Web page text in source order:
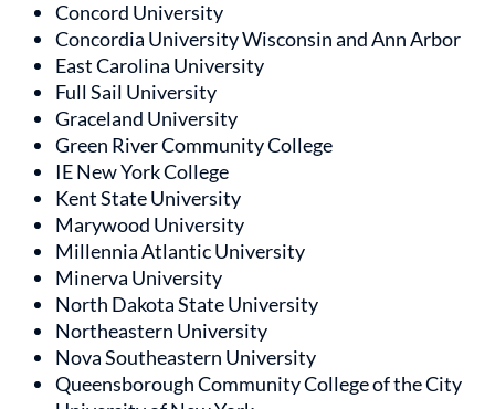
Concord University
Concordia University Wisconsin and Ann Arbor
East Carolina University
Full Sail University
Graceland University
Green River Community College
IE New York College
Kent State University
Marywood University
Millennia Atlantic University
Minerva University
North Dakota State University
Northeastern University
Nova Southeastern University
Queensborough Community College of the City